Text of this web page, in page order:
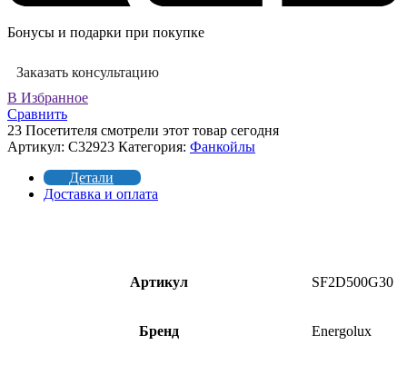
Бонусы и подарки при покупке
Заказать консультацию
В Избранное
Сравнить
23 Посетителя смотрели этот товар сегодня
Артикул: C32923 Категория: Фанкойлы
Детали
Доставка и оплата
Артикул SF2D500G30
Бренд Energolux